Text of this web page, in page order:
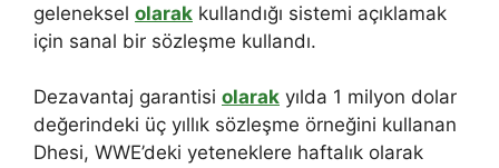
geleneksel olarak kullandığı sistemi açıklamak
için sanal bir sözleşme kullandı.
Dezavantaj garantisi olarak yılda 1 milyon dolar
değerindeki üç yıllık sözleşme örneğini kullanan
Dhesi, WWE’deki yeteneklere haftalık olarak